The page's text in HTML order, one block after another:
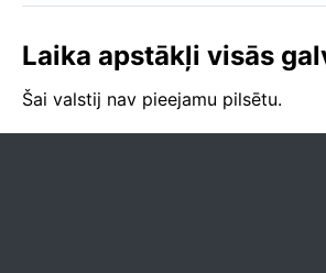
Laika apstākļi visās
Šai valstij nav pieejamu pilsētu.